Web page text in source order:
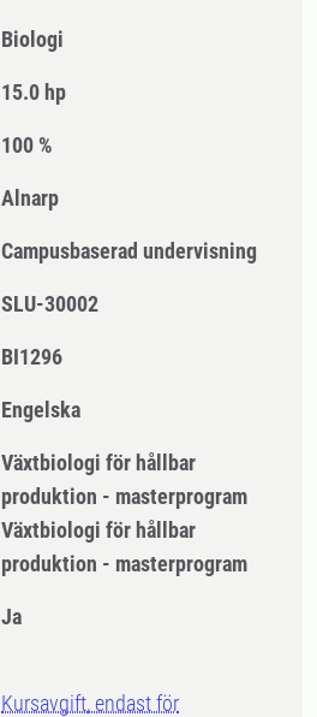
Biologi
15.0 hp
100 %
Alnarp
Campusbaserad undervisning
SLU-30002
BI1296
Engelska
Växtbiologi för hållbar
produktion - masterprogram
Växtbiologi för hållbar
produktion - masterprogram
Ja
Kursavgift, endast för